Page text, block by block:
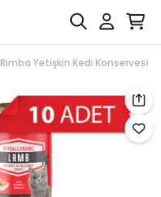
Rimba Yetişkin Kedi Konservesi